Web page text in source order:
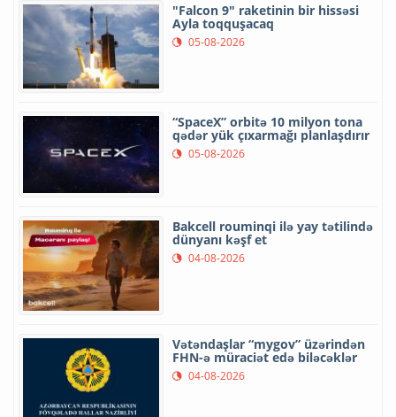
"Falcon 9" raketinin bir hissəsi
Ayla toqquşacaq
05-08-2026
“SpaceX” orbitə 10 milyon tona
qədər yük çıxarmağı planlaşdırır
05-08-2026
Bakcell rouminqi ilə yay tətilində
dünyanı kəşf et
04-08-2026
Vətəndaşlar “mygov” üzərindən
FHN-ə müraciət edə biləcəklər
04-08-2026